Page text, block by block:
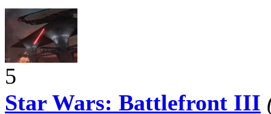
5
Star Wars: Battlefront III